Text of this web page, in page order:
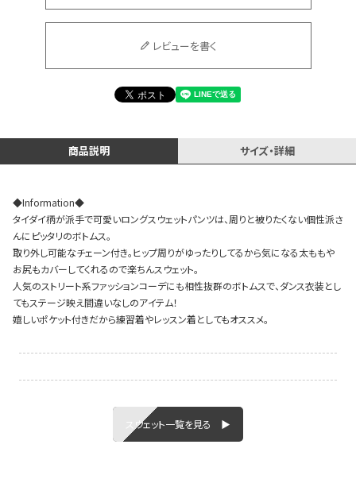
Instagram LIVE items
スタッフコーディネート
レビューを書く
商品説明 サイズ・詳細
◆Information◆
タイダイ柄が派手で可愛いロングスウェットパンツは、周りと被りたくない個性派さ
んにピッタリのボトムス。
取り外し可能なチェーン付き。ヒップ周りがゆったりしてるから気になる太ももや
お尻もカバーしてくれるので楽ちんスウェット。
人気のストリート系ファッションコーデにも相性抜群のボトムスで、ダンス衣装とし
てもステージ映え間違いなしのアイテム！
嬉しいポケット付きだから練習着やレッスン着としてもオススメ。
スウェット一覧を見る ▶